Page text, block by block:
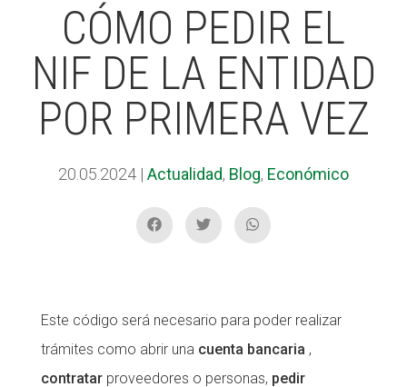
CÓMO PEDIR EL
NIF DE LA ENTIDAD
POR PRIMERA VEZ
20.05.2024 | Actualidad, Blog, Económico
Este código será necesario para poder realizar
trámites como abrir una cuenta bancaria ,
contratarproveedores o personas, pedir
ACCIÓ SOCIAL I JOVES
ESPLAIS
SUPORT TERCER SECTOR
ACCIÓ SOCIAL I JOVES
ESPLAIS
SUPORT TERCER SECTOR